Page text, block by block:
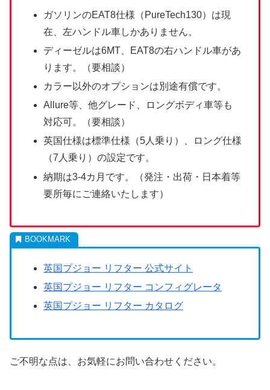
ガソリンのEAT8仕様（PureTech130）は現
在、左ハンドル車しかありません。
ディーゼルは6MT、EAT8の右ハンドル車があ
ります。（要相談）
カラー以外のオプションは別途有償です。
Allure等、他グレード、ロングボディ車等も
対応可。（要相談）
英国仕様は標準仕様（5人乗り）、ロング仕様
（7人乗り）の設定です。
納期は3-4カ月です。（発注・出荷・日本着等
要所毎にご連絡いたします）
英国プジョー リフター 公式サイト
英国プジョー リフター コンフィグレータ
英国プジョー リフター カタログ
ご不明な点は、お気軽にお問い合わせください。